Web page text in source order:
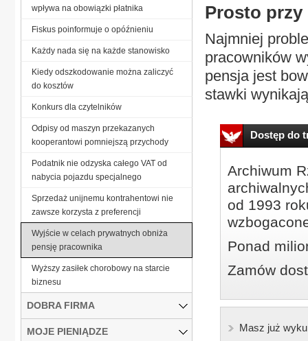
Prosto przy
Najmniej
pracowników
pensja jest
stawki
Dostęp do
Archiwum
od 1993
Ponad
Zamów
Masz już
wpływa na obowiązki płatnika
Fiskus poinformuje o opóźnieniu
Każdy nada się na każde stanowisko
Kiedy odszkodowanie można zaliczyć
do kosztów
Konkurs dla czytelników
Odpisy od maszyn przekazanych
kooperantowi pomniejszą przychody
Podatnik nie odzyska całego VAT od
nabycia pojazdu specjalnego
Sprzedaż unijnemu kontrahentowi nie
zawsze korzysta z preferencji
Wyjście w celach prywatnych obniża
pensję pracownika
Wyższy zasiłek chorobowy na starcie
biznesu
DOBRA FIRMA
MOJE PIENIĄDZE